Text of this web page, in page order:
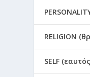
RELIGION
SELF